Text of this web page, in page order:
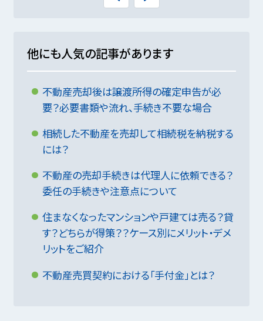
他にも人気の記事があります
不動産売却後は譲渡所得の確定申告が必
要？必要書類や流れ、手続き不要な場合
相続した不動産を売却して相続税を納税する
には？
不動産の売却手続きは代理人に依頼できる？
委任の手続きや注意点について
住まなくなったマンションや戸建ては売る？貸
す？どちらが得策？？ケース別にメリット・デメ
リットをご紹介
不動産売買契約における「手付金」とは？